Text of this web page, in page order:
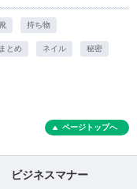
持ち物
まとめ ネイル 秘密
ページトップへ
ビジネスマナー